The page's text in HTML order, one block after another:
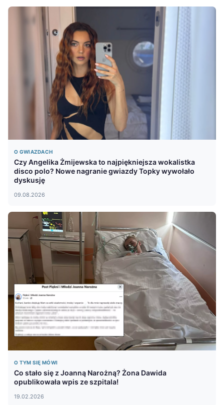
O GWIAZDACH
Czy Angelika Żmijewska to najpiękniejsza wokalistka
disco polo? Nowe nagranie gwiazdy Topky wywołało
dyskusję
09.08.2026
O TYM SIĘ MÓWI
Co stało się z Joanną Narożną? Żona Dawida
opublikowała wpis ze szpitala!
19.02.2026